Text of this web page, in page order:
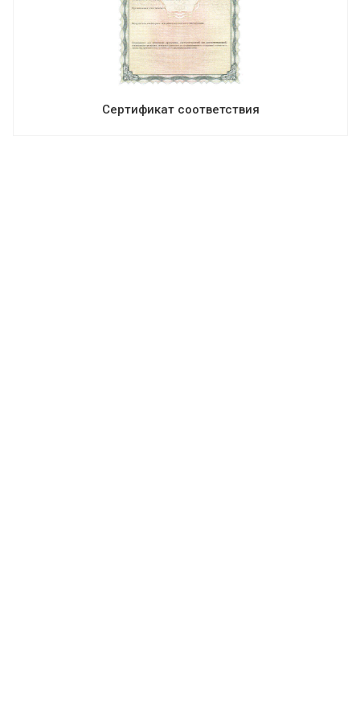
Сертификат соответствия